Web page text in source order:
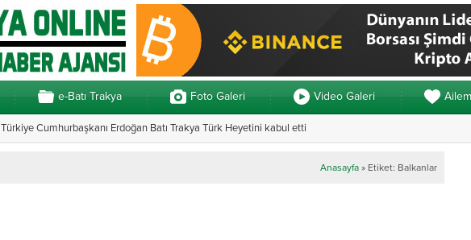
e-Batı Trakya Foto Galeri Video Galeri Ailem
Türkiye Cumhurbaşkanı Erdoğan Batı Trakya Türk Heyetini kabul etti
Anasayfa » Etiket: Balkanlar